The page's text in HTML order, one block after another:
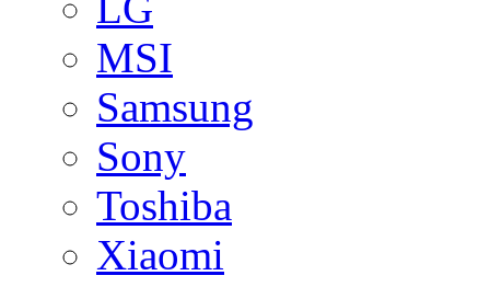
MSI
Samsung
Sony
Toshiba
Xiaomi